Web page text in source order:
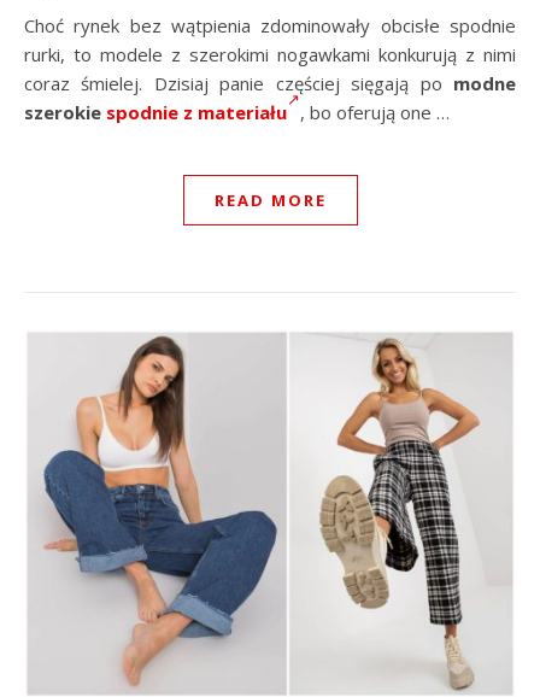
Choć rynek bez wątpienia zdominowały obcisłe spodnie
rurki, to modele z szerokimi nogawkami konkurują z nimi
coraz śmielej. Dzisiaj panie częściej sięgają po modne
szerokie spodnie z materiału , bo oferują one …
READ MORE